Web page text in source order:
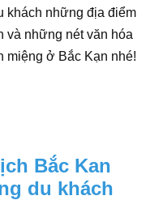
khách những địa điểm
và những nét văn hóa
miệng ở Bắc Kạn nhé!
Bắc Kan
du khách